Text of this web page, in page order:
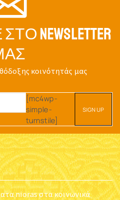
NEWSLETTER
κοινότητάς μας
[mc4wp-
simple-
turnstile]
nioras στα κοινωνικά